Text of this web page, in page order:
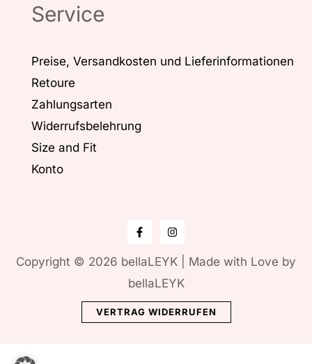
Service
Preise, Versandkosten und Lieferinformationen
Retoure
Zahlungsarten
Widerrufsbelehrung
Size and Fit
Konto
Copyright © 2026 bellaLEYK | Made with Love by
bellaLEYK
VERTRAG WIDERRUFEN